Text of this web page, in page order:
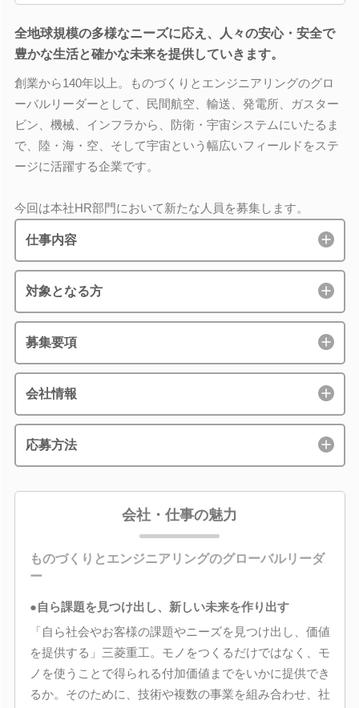
全地球規模の多様なニーズに応え、人々の安心・安全で
豊かな生活と確かな未来を提供していきます。
創業から140年以上。ものづくりとエンジニアリングのグロ
ーバルリーダーとして、民間航空、輸送、発電所、ガスター
ビン、機械、インフラから、防衛・宇宙システムにいたるま
で、陸・海・空、そして宇宙という幅広いフィールドをステ
ージに活躍する企業です。
今回は本社HR部門において新たな人員を募集します。
仕事内容
対象となる方
募集要項
会社情報
応募方法
会社・仕事の魅力
ものづくりとエンジニアリングのグローバルリーダ
ー
●自ら課題を見つけ出し、新しい未来を作り出す
「自ら社会やお客様の課題やニーズを見つけ出し、価値
を提供する」三菱重工。モノをつくるだけではなく、モ
ノを使うことで得られる付加価値までをいかに提供でき
るか。そのために、技術や複数の事業を組み合わせ、社